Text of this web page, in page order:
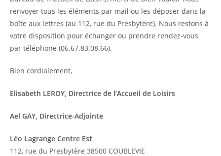
renvoyer tous les éléments par mail ou les déposer dans la
boîte aux lettres (au 112, rue du Presbytère). Nous restons à
votre disposition pour échanger ou prendre rendez-vous
par téléphone (06.67.83.08.66).
Bien cordialement,
Elisabeth LEROY, Directrice de l’Accueil de Loisirs
Ael GAY, Directrice-Adjointe
Léo Lagrange Centre Est
112, rue du Presbytère 38500 COUBLEVIE